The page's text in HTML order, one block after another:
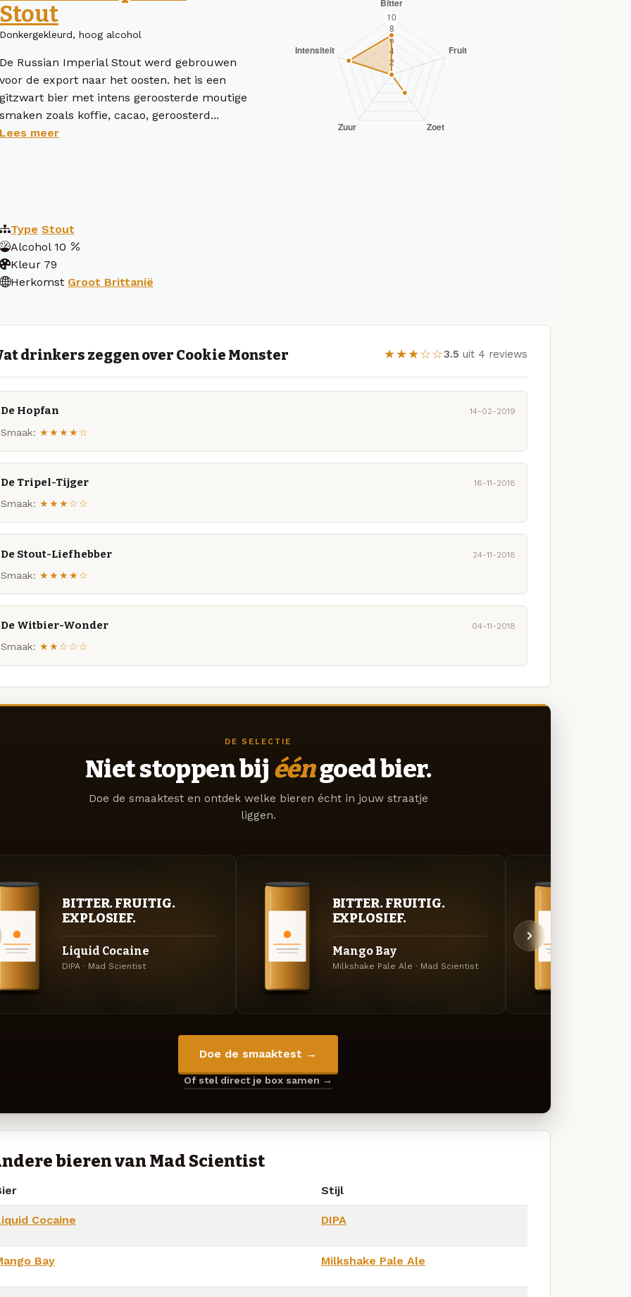
Stout
Donkergekleurd, hoog alcohol
De Russian Imperial Stout werd gebrouwen
voor de export naar het oosten. het is een
gitzwart bier met intens geroosterde moutige
smaken zoals koffie, cacao, geroosterd...
Lees meer
Type Stout
Alcohol 10
Kleur 79
Herkomst Groot Brittanië
drinkers zeggen over Cookie Monster ★★★☆☆3.5 uit 4 reviews
De Hopfan 14-02-2019
Smaak: ★★★★☆
De Tripel-Tijger 16-11-2018
Smaak: ★★★☆☆
De Stout-Liefhebber 24-11-2018
Smaak: ★★★★☆
De Witbier-Wonder 04-11-2018
Smaak: ★★☆☆☆
DE SELECTIE
Niet stoppen bij ééngoed bier.
Doe de smaaktest en ontdek welke bieren écht in jouw straatje
liggen.
BITTER. FRUITIG.
EXPLOSIEF.
Liquid Cocaine
DIPA · Mad Scientist
BITTER. FRUITIG.
EXPLOSIEF.
Mango Bay
Milkshake Pale Ale · Mad Scientist
Doe de smaaktest →
Of stel direct je box samen →
bieren van Mad Scientist
Stijl
Cocaine DIPA
Bay Milkshake Pale Ale